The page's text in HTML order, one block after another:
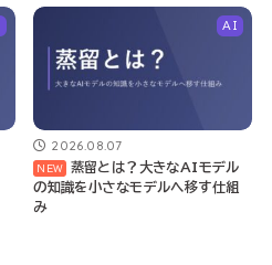
AI
2026.08.07
蒸留とは？大きなAIモデル
の知識を小さなモデルへ移す仕組
み